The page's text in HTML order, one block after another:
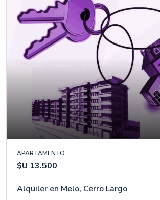
APARTAMENTO
$U 13.500
Alquiler en Melo, Cerro Largo